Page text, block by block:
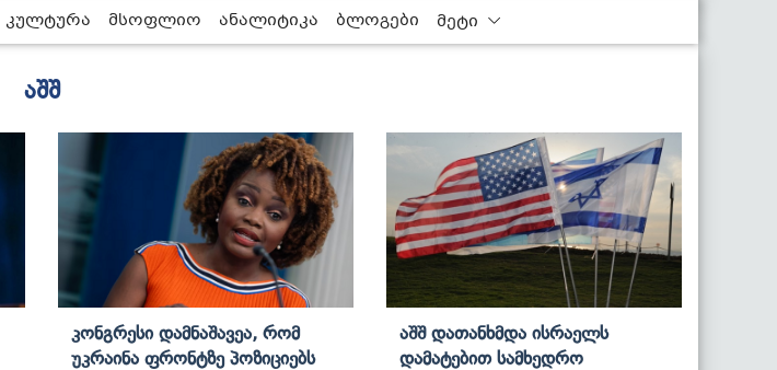
კულტურა მსოფლიო ანალიტიკა ბლოგები მეტი
აშშ
Კონგრესი Დამნაშავეა, Რომ
Უკრაინა Ფრონტზე Პოზიციებს
Აშშ Დათანხმდა Ისრაელს
Დამატებით Სამხედრო